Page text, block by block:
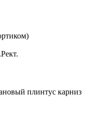
плинтус карниз